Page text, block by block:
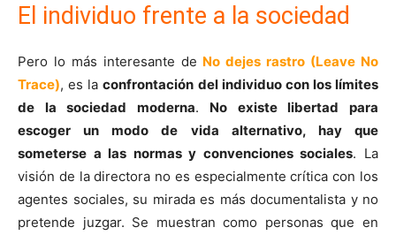
El individuo frente a la sociedad
Pero lo más interesante de No dejes rastro (Leave No
Trace), es laconfrontación del individuo con los límites
de la sociedad moderna. No existe libertad para
escoger un modo de vida alternativo, hay que
someterse a las normas y convenciones sociales. La
visión de la directora no es especialmente crítica con los
agentes sociales, su mirada es más documentalista y no
pretende juzgar. Se muestran como personas que en